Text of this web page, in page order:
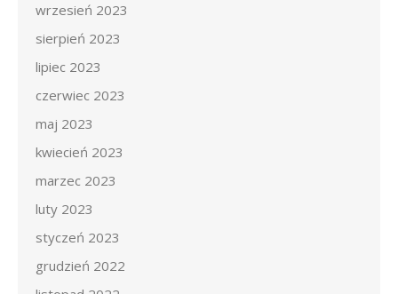
wrzesień 2023
sierpień 2023
lipiec 2023
czerwiec 2023
maj 2023
kwiecień 2023
marzec 2023
luty 2023
styczeń 2023
grudzień 2022